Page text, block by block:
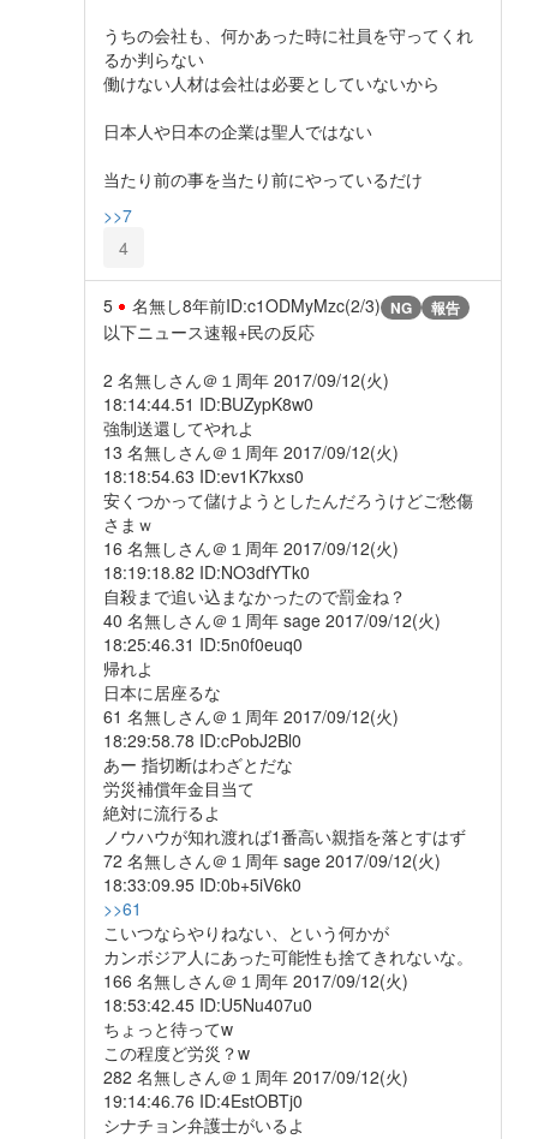
うちの会社も、何かあった時に社員を守ってくれ
るか判らない
働けない人材は会社は必要としていないから
日本人や日本の企業は聖人ではない
当たり前の事を当たり前にやっているだけ
>>7
4
5 名無し8年前ID:c1ODMyMzc(2/3) NG 報告
以下ニュース速報+民の反応
2 名無しさん＠１周年 2017/09/12(火)
18:14:44.51 ID:BUZypK8w0
強制送還してやれよ
13 名無しさん＠１周年 2017/09/12(火)
18:18:54.63 ID:ev1K7kxs0
安くつかって儲けようとしたんだろうけどご愁傷
さまｗ
16 名無しさん＠１周年 2017/09/12(火)
18:19:18.82 ID:NO3dfYTk0
自殺まで追い込まなかったので罰金ね？
40 名無しさん＠１周年 sage 2017/09/12(火)
18:25:46.31 ID:5n0f0euq0
帰れよ
日本に居座るな
61 名無しさん＠１周年 2017/09/12(火)
18:29:58.78 ID:cPobJ2Bl0
あー 指切断はわざとだな
労災補償年金目当て
絶対に流行るよ
ノウハウが知れ渡れば1番高い親指を落とすはず
72 名無しさん＠１周年 sage 2017/09/12(火)
18:33:09.95 ID:0b+5iV6k0
>>61
こいつならやりねない、という何かが
カンボジア人にあった可能性も捨てきれないな。
166 名無しさん＠１周年 2017/09/12(火)
18:53:42.45 ID:U5Nu407u0
ちょっと待ってw
この程度ど労災？w
282 名無しさん＠１周年 2017/09/12(火)
19:14:46.76 ID:4EstOBTj0
シナチョン弁護士がいるよ